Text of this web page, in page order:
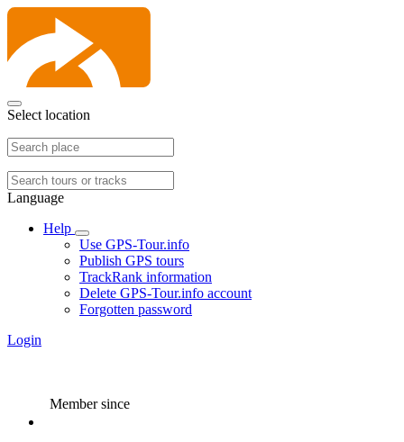
Select location
Language
Help
Use GPS-Tour.info
Publish GPS tours
TrackRank information
Delete GPS-Tour.info account
Forgotten password
Login
Member since